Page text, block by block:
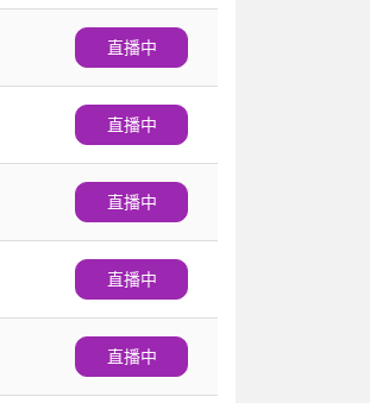
直播中
直播中
直播中
直播中
直播中